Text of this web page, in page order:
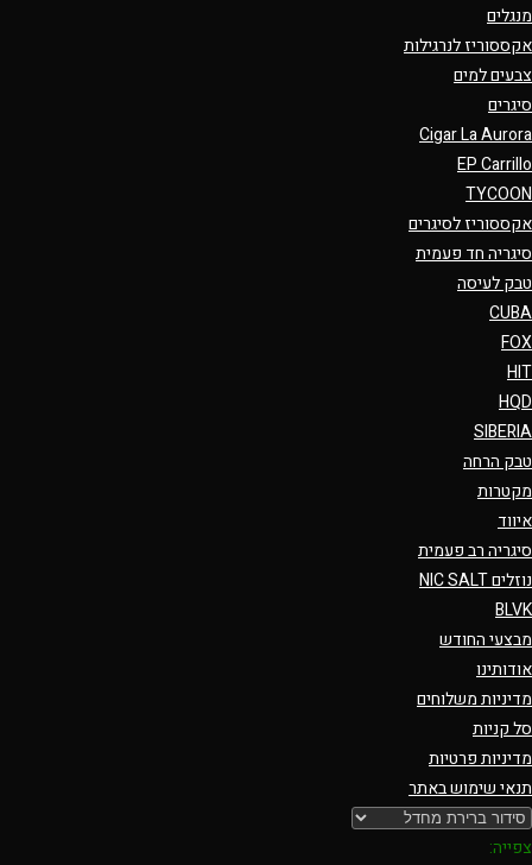
מנגלים
אקססוריז לנרגילות
צבעים למים
סיגרים
Cigar La Aurora
EP Carrillo
TYCOON
אקססוריז לסיגרים
סיגריה חד פעמית
טבק לעיסה
CUBA
FOX
HIT
HQD
SIBERIA
טבק הרחה
מקטרות
איווד
סיגריה רב פעמית
נוזלים NIC SALT
BLVK
מבצעי החודש
אודותינו
מדיניות משלוחים
סל קניות
מדיניות פרטיות
תנאי שימוש באתר
צפייה: